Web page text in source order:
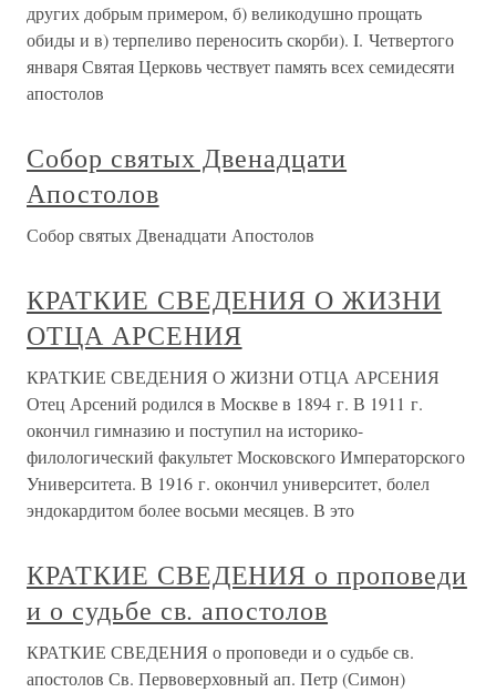
других добрым примером, б) великодушно прощать
обиды и в) терпеливо переносить скорби). I. Четвертого
января Святая Церковь чествует память всех семидесяти
апостолов
Собор святых Двенадцати
Апостолов
Собор святых Двенадцати Апостолов
КРАТКИЕ СВЕДЕНИЯ О ЖИЗНИ
ОТЦА АРСЕНИЯ
КРАТКИЕ СВЕДЕНИЯ О ЖИЗНИ ОТЦА АРСЕНИЯ
Отец Арсений родился в Москве в 1894 г. В 1911 г.
окончил гимназию и поступил на историко-
филологический факультет Московского Императорского
Университета. В 1916 г. окончил университет, болел
эндокардитом более восьми месяцев. В это
КРАТКИЕ СВЕДЕНИЯ о проповеди
и о судьбе св. апостолов
КРАТКИЕ СВЕДЕНИЯ о проповеди и о судьбе св.
апостолов Св. Первоверховный ап. Петр (Симон)